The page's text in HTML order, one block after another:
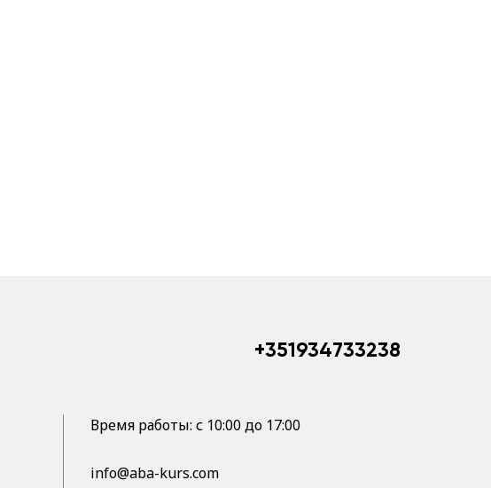
+351934733238
Время работы: с 10:00 до 17:00
info@aba-kurs.com